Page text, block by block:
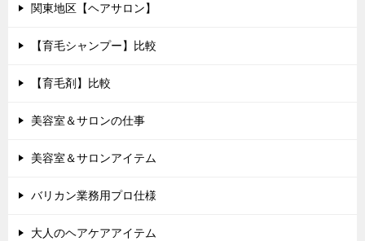
関東地区【ヘアサロン】
【育毛シャンプー】比較
【育毛剤】比較
美容室＆サロンの仕事
美容室＆サロンアイテム
バリカン業務用プロ仕様
大人のヘアケアアイテム